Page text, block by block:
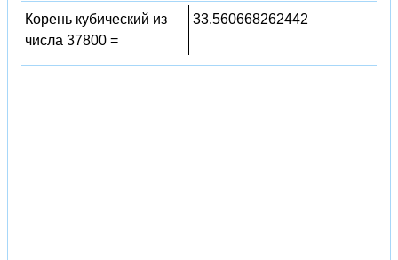
Корень кубический из
числа 37800 =
33.560668262442